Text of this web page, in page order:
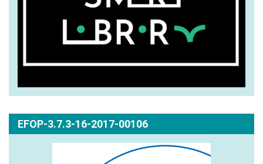
EFOP-3.7.3-16-2017-00106